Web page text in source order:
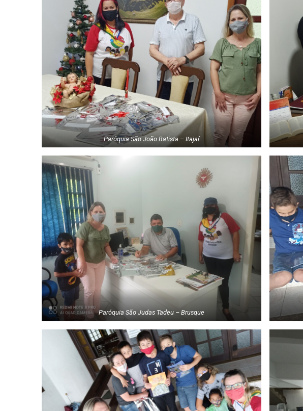
Paróquia São João Batista – Itajaí
Paróquia São Judas Tadeu – Brusque